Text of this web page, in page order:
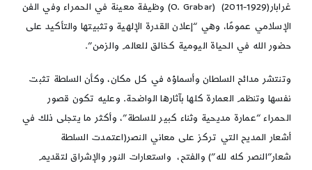
غرابار(1929-2011) (O. Grabar) وظيفة معينة في الحمراء وفي الفن
الإسلامي عمومًا، وهي “إعلان القدرة الإلهية وتثبيتها والتأكيد على
حضور الله في الحياة اليومية كخالق للعالم والزمن”.
وتنتشر مدائح السلطان وأسماؤه في كل مكان، وكأن السلطة تثبت
نفسها وتنظم العمارة كلها بآثارها الواضحة. وعليه تكون قصور
الحمراء “عمارة مديحية وثناء كبير للسلطة”، وأكثر ما يتجلى ذلك في
أشعار المديح التي تركز على معاني النصر(اعتمدت السلطة
شعار”النصر كله لله”) والفتح، واستعارات النور والإشراق لتقديم